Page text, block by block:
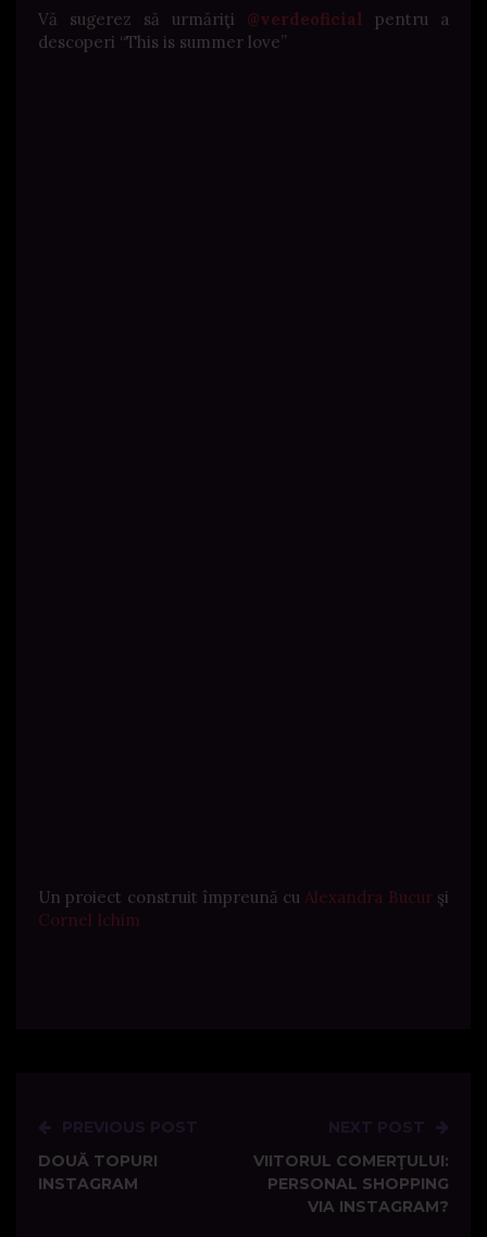
Vă sugerez să urmăriţi @verdeoficial
pentru a
descoperi “This is summer love”
Un proiect construit împreună cu Alexandra Bucurşi
Cornel Ichim
Post
navigation
PREVIOUS POST
DOUĂ TOPURI
INSTAGRAM
NEXT POST
VIITORUL COMERŢULUI:
PERSONAL SHOPPING
VIA INSTAGRAM?